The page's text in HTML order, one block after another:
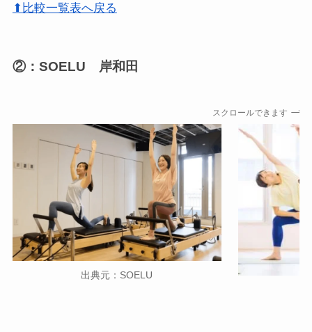
⬆比較一覧表へ戻る
②：SOELU 岸和田
スクロールできます
出典元：SOELU